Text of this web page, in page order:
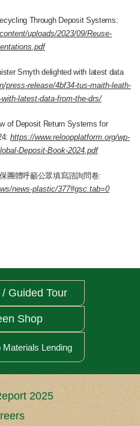
Through Deposit Systems:
uploads/2023/09/Reuse-
Smyth delighted with latest data
press-release/4bf34-tus-maith-leath-
latest-data-from-the-drs/
of Deposit Return Systems for
https://www.reloopplatform.org/wp-
Deposit-Book-2024.pdf
團體呼籲公眾填寫諮詢問卷:
news-plastic/377#gsc.tab=0
Guided Tour
Shop
Materials Lending
2025